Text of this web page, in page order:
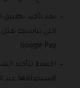
بعد تأكيد تطبيق
Google Pay.
لاستخدامها عند